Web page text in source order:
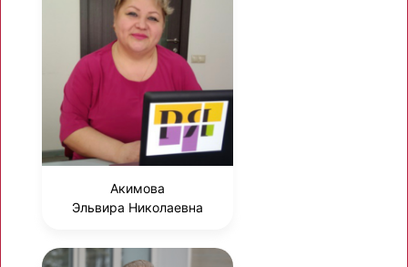
Акимова
Эльвира Николаевна